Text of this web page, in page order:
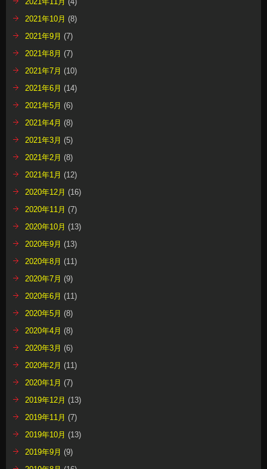
2021年10月 (8)
2021年9月 (7)
2021年8月 (7)
2021年7月 (10)
2021年6月 (14)
2021年5月 (6)
2021年4月 (8)
2021年3月 (5)
2021年2月 (8)
2021年1月 (12)
2020年12月 (16)
2020年11月 (7)
2020年10月 (13)
2020年9月 (13)
2020年8月 (11)
2020年7月 (9)
2020年6月 (11)
2020年5月 (8)
2020年4月 (8)
2020年3月 (6)
2020年2月 (11)
2020年1月 (7)
2019年12月 (13)
2019年11月 (7)
2019年10月 (13)
2019年9月 (9)